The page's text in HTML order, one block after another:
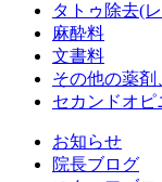
タトゥ除去(
麻酔料
文書料
その他の薬剤
セカンドオピ
お知らせ
院長ブログ